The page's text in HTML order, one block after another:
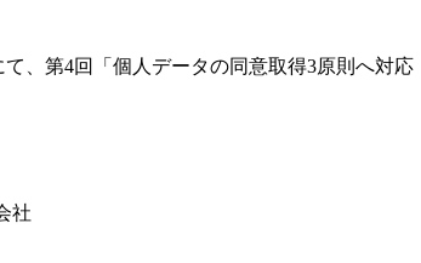
て、第4回「個人データの同意取得3原則へ対
社